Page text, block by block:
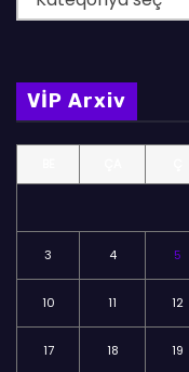
ö
m
l
VİP Arxiv
3 4 5
10 11 12
17 18 19